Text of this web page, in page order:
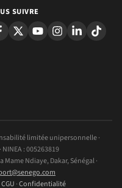
SUIVRE
limitée unipersonnelle ·
NINEA : 005263819
Ndiaye, Dakar, Sénégal ·
CGU ·Confidentialité